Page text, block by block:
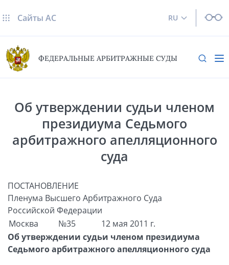
RU
Сайты AC
ФЕДЕРАЛЬНЫЕ АРБИТРАЖНЫЕ СУДЫ
Об утверждении судьи членом
президиума Седьмого
арбитражного апелляционного
суда
ПОСТАНОВЛЕНИЕ
Пленума Высшего Арбитражного Суда
Российской Федерации
Москва
№35
12 мая 2011 г.
Об утверждении судьи членом президиума
Седьмого арбитражного апелляционного суда